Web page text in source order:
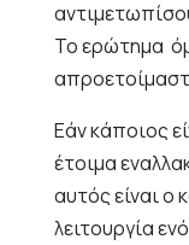
Το ερώτημα
Εάν κάποιος
έτοιμα
αυτός είναι ο
λειτουργία